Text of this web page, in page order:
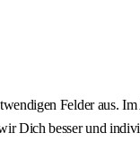
Felder aus.
Dich besser und